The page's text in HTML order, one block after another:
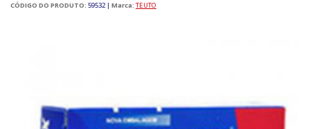
CÓDIGO DO PRODUTO: 59532 | Marca: TEUTO